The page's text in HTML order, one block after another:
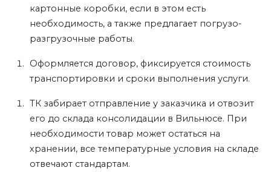
картонные коробки, если в этом есть
необходимость, а также предлагает погрузо-
разгрузочные работы.
Оформляется договор, фиксируется стоимость
транспортировки и сроки выполнения услуги.
ТК забирает отправление у заказчика и отвозит
его до склада консолидации в Вильнюсе. При
необходимости товар может остаться на
хранении, все температурные условия на складе
отвечают стандартам.